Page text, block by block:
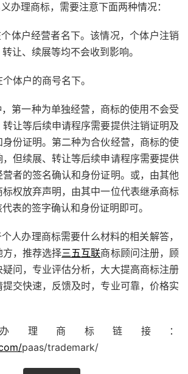
办理商标，需要注意下面两种情况：
体户经营者名下。该情况，个体户注销
让、续展等均不会收到影响。
体户的商号名下。
第一种为单独经营，商标的使用不会受
让等后续申请程序需要提供注销证明及
份证明。第二种为合伙经营，商标的使
但续展、转让等后续申请程序需要提供
者的签名确认和身份证明。或，由其他
权放弃声明，由其中一位代表继承商标
表的签字确认和身份证明即可。
人办理商标需要什么材料的相关解答，
，推荐选择三五互联商标顾问注册，顾
问，专业评估分析，大大提高商标注册
交快速，反馈及时，专业可靠，价格实
理商标链接：
paas/trademark/